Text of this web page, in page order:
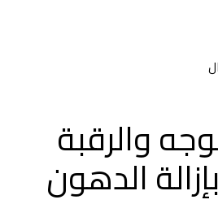
والرقبة
الدهون